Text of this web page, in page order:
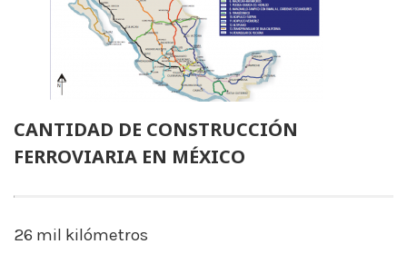
CANTIDAD DE CONSTRUCCIÓN
FERROVIARIA EN MÉXICO
26 mil kilómetros